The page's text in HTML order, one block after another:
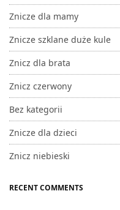
Znicze dla mamy
Znicze szklane duże kule
Znicz dla brata
Znicz czerwony
Bez kategorii
Znicze dla dzieci
Znicz niebieski
RECENT COMMENTS